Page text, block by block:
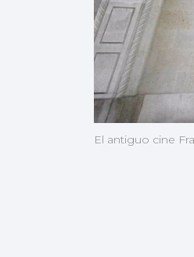
El antiguo cine